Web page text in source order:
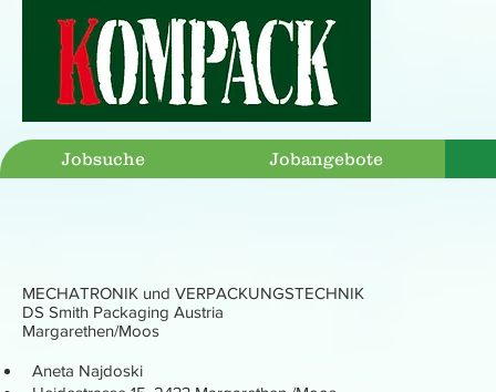
Jobsuche Jobangebote
MECHATRONIK und VERPACKUNGSTECHNIK
DS Smith Packaging Austria
Margarethen/Moos
Aneta Najdoski